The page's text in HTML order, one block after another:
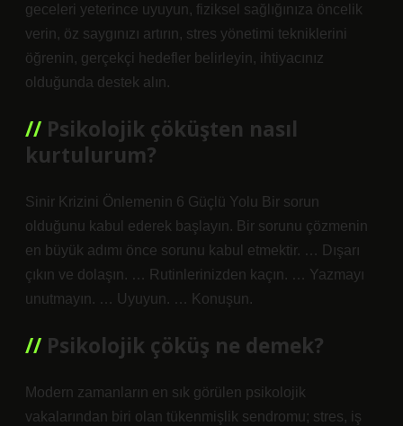
geceleri yeterince uyuyun, fiziksel sağlığınıza öncelik
verin, öz saygınızı artırın, stres yönetimi tekniklerini
öğrenin, gerçekçi hedefler belirleyin, ihtiyacınız
olduğunda destek alın.
Psikolojik çöküşten nasıl
kurtulurum?
Sinir Krizini Önlemenin 6 Güçlü Yolu Bir sorun
olduğunu kabul ederek başlayın. Bir sorunu çözmenin
en büyük adımı önce sorunu kabul etmektir. … Dışarı
çıkın ve dolaşın. … Rutinlerinizden kaçın. … Yazmayı
unutmayın. … Uyuyun. … Konuşun.
Psikolojik çöküş ne demek?
Modern zamanların en sık görülen psikolojik
vakalarından biri olan tükenmişlik sendromu; stres, iş